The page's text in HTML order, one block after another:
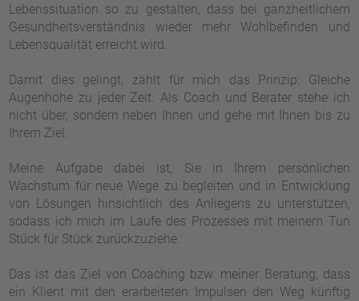
Lebenssituation so zu gestalten, dass bei ganzheitlichem
Gesundheitsverständnis wieder mehr Wohlbefinden und
Lebensqualität erreicht wird.
Damit dies gelingt, zählt für mich das Prinzip: Gleiche
Augenhöhe zu jeder Zeit. Als Coach und Berater stehe ich
nicht über, sondern neben Ihnen und gehe mit Ihnen bis zu
Ihrem Ziel.
Meine Aufgabe dabei ist, Sie in Ihrem persönlichen
Wachstum für neue Wege zu begleiten und in Entwicklung
von Lösungen hinsichtlich des Anliegens zu unterstützen,
sodass ich mich im Laufe des Prozesses mit meinem Tun
Stück für Stück zurückzuziehe.
Das ist das Ziel von Coaching bzw. meiner Beratung, dass
ein Klient mit den erarbeiteten Impulsen den Weg künftig